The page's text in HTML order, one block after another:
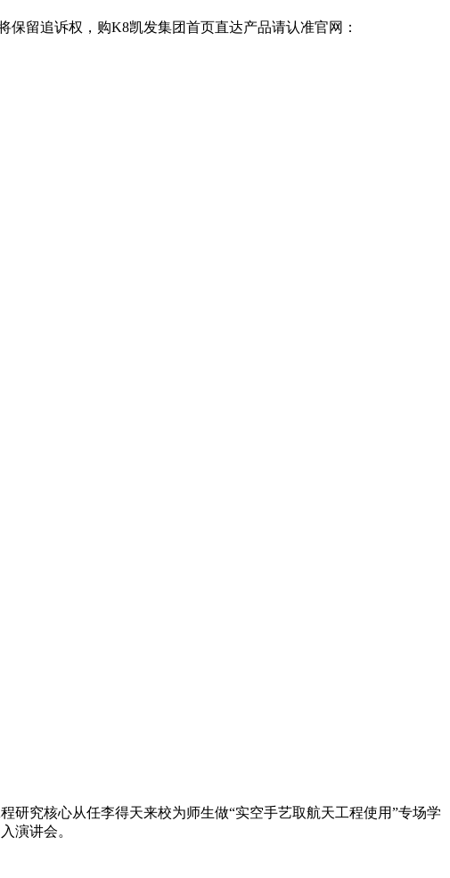
究核心从任李得天来校为师生做“实空手艺取航天工程使用”专场学
演讲会。
留追诉权，购K8凯发集团首页直达产品请认准官网：